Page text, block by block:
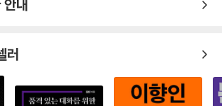
에서 움마의 정치적 건전성이 차지하는 위상은, 기
다. 만일 기독교인이 무슬림의 정치에 대한 관심을
해한 신학적 논쟁에 대한 자신들의 열정이 유대인이
이상하게 보인다는 점을 생각해야 한다.
295쪽」중에서
내
러